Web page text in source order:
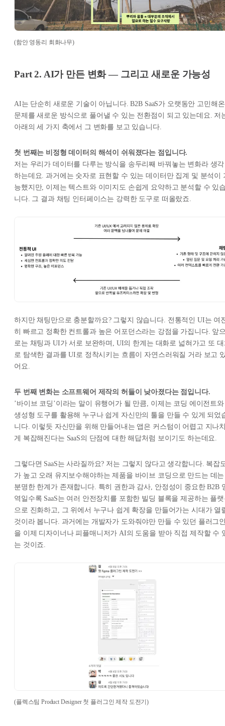
(함안 영동리 회화나무)
Part 2. AI가 만든 변화 — 그리고 새로운 가능성
AI는 단순히 새로운 기술이 아닙니다. B2B SaaS가 오랫동안 고민해온
문제를 새로운 방식으로 풀어낼 수 있는 전환점이 되고 있는데요. 저
아래의 세 가지 축에서 그 변화를 보고 있습니다.
첫 번째는 비정형 데이터의 해석이 쉬워졌다는 점입니다.
저는 우리가 데이터를 다루는 방식을 송두리째 바꿔놓는 변화라 생각
하는데요. 과거에는 숫자로 표현할 수 있는 데이터만 집계 및 분석이
능했지만, 이제는 텍스트와 이미지도 손쉽게 요약하고 분석할 수 있
니다. 그 결과 채팅 인터페이스는 강력한 도구로 떠올랐죠.
하지만 채팅만으로 충분할까요? 그렇지 않습니다. 전통적인 UI는 여
히 빠르고 정확한 컨트롤과 높은 어포던스라는 강점을 가집니다. 앞
로는 채팅과 UI가 서로 보완하며, UI의 한계는 대화로 넓혀가고 또 대
로 탐색한 결과를 UI로 정착시키는 흐름이 자연스러워질 거라 보고
어요.
두 번째 변화는 소프트웨어 제작의 허들이 낮아졌다는 점입니다.
’바이브 코딩’이라는 말이 유행어가 될 만큼, 이제는 코딩 에이전트와
생성형 도구를 활용해 누구나 쉽게 자신만의 툴을 만들 수 있게 되었
니다. 이렇듯 자신만을 위해 만들어내는 앱은 커스텀이 어렵고 지나
게 복잡해진다는 SaaS의 단점에 대한 해답처럼 보이기도 하는데요.
그렇다면 SaaS는 사라질까요? 저는 그렇지 않다고 생각합니다. 복잡
가 높고 오래 유지보수해야하는 제품을 바이브 코딩으로 만드는 데는
분명한 한계가 존재합니다. 특히 권한과 감사, 안정성이 중요한 B2B
역일수록 SaaS는 여러 안전장치를 포함한 빌딩 블록을 제공하는 플
으로 진화하고, 그 위에서 누구나 쉽게 확장을 만들어가는 시대가 열
것이라 봅니다. 과거에는 개발자가 도와줘야만 만들 수 있던 플러그
을 이제 디자이너나 피플매니저가 AI의 도움을 받아 직접 제작할 수
는 것이죠.
(플렉스팀 Product Designer 첫 플러그인 제작 도전기)